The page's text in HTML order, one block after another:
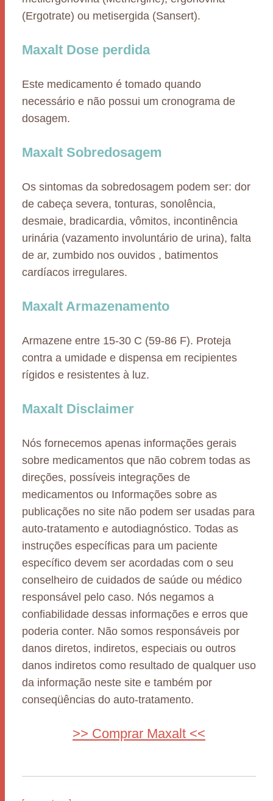
(Ergotrate) ou metisergida (Sansert).
Maxalt Dose perdida
Este medicamento é tomado quando
necessário e não possui um cronograma de
dosagem.
Maxalt Sobredosagem
Os sintomas da sobredosagem podem ser: dor
de cabeça severa, tonturas, sonolência,
desmaie, bradicardia, vômitos, incontinência
urinária (vazamento involuntário de urina), falta
de ar, zumbido nos ouvidos , batimentos
cardíacos irregulares.
Maxalt Armazenamento
Armazene entre 15-30 C (59-86 F). Proteja
contra a umidade e dispensa em recipientes
rígidos e resistentes à luz.
Maxalt Disclaimer
Nós fornecemos apenas informações gerais
sobre medicamentos que não cobrem todas as
direções, possíveis integrações de
medicamentos ou Informações sobre as
publicações no site não podem ser usadas para
auto-tratamento e autodiagnóstico. Todas as
instruções específicas para um paciente
específico devem ser acordadas com o seu
conselheiro de cuidados de saúde ou médico
responsável pelo caso. Nós negamos a
confiabilidade dessas informações e erros que
poderia conter. Não somos responsáveis por
danos diretos, indiretos, especiais ou outros
danos indiretos como resultado de qualquer uso
da informação neste site e também por
conseqüências do auto-tratamento.
>> Comprar Maxalt <<